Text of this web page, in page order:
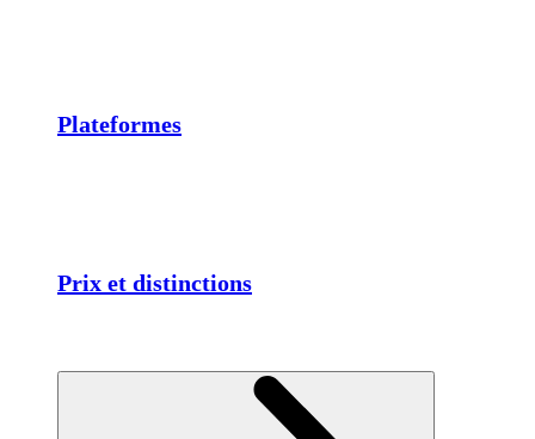
Plateformes
Prix et distinctions